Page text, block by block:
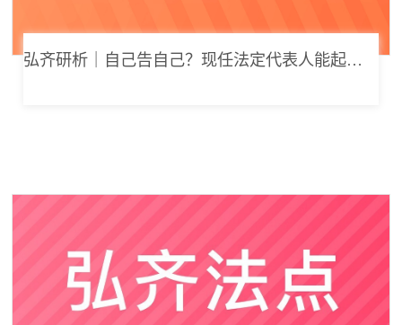
弘齐研析｜自己告自己？现任法定代表人能起诉公司索要劳动报酬吗？